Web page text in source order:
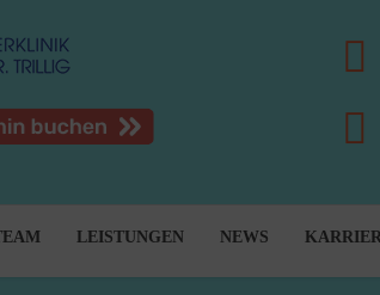
LEISTUNGEN NEWS